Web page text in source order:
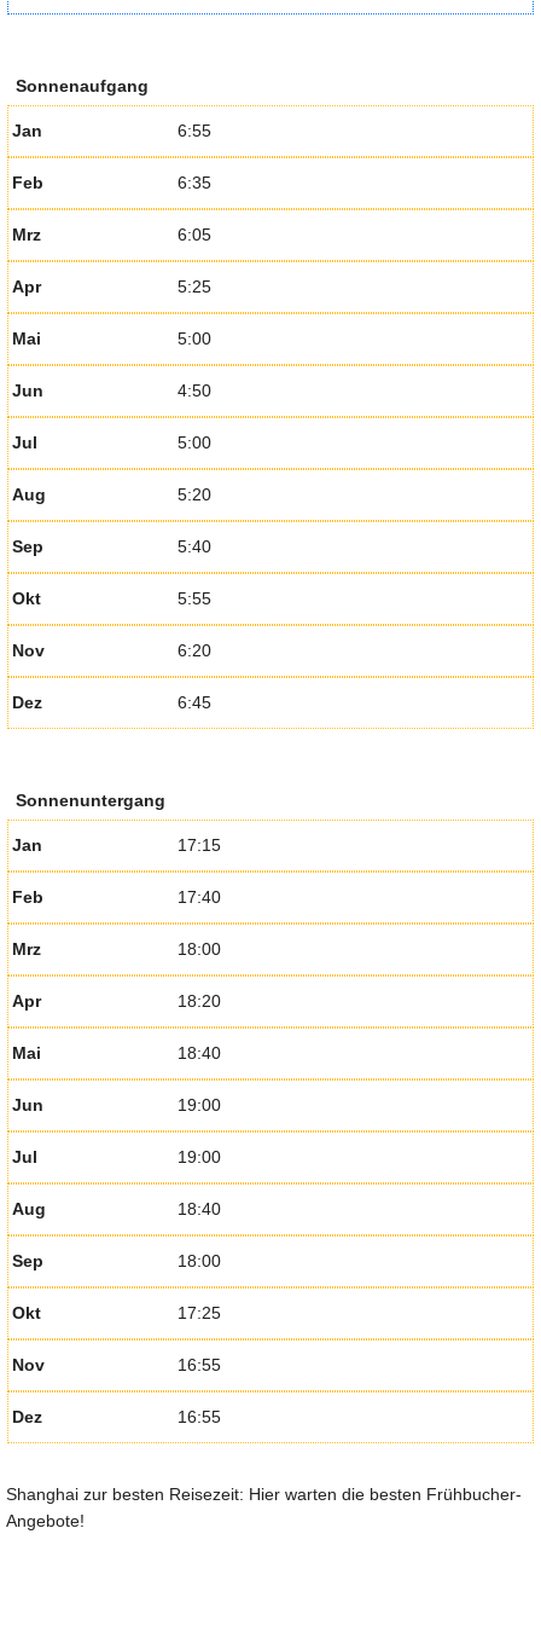
Sonnenaufgang
Jan 6:55
Feb 6:35
Mrz 6:05
Apr 5:25
Mai 5:00
Jun 4:50
Jul 5:00
Aug 5:20
Sep 5:40
Okt 5:55
Nov 6:20
Dez 6:45
Sonnenuntergang
Jan 17:15
Feb 17:40
Mrz 18:00
Apr 18:20
Mai 18:40
Jun 19:00
Jul 19:00
Aug 18:40
Sep 18:00
Okt 17:25
Nov 16:55
Dez 16:55
Shanghai zur besten Reisezeit: Hier warten die besten Frühbucher-
Angebote!